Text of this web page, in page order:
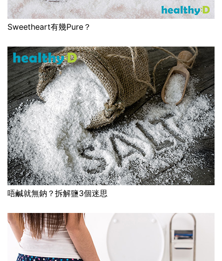
Sweetheart有幾Pure？
唔鹹就無鈉？拆解鹽3個迷思